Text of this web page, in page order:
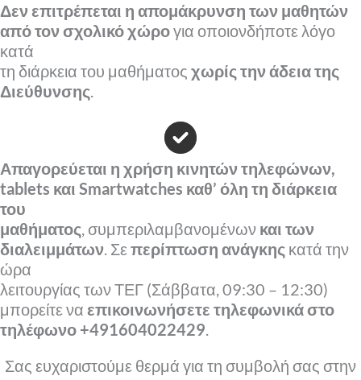
Δεν επιτρέπεται η απομάκρυνση των μαθητών
από τον σχολικό χώρογια οποιονδήποτε λόγο
κατά
τη διάρκεια του μαθήματος χωρίς την άδεια της
Διεύθυνσης.
Απαγορεύεται η χρήση κινητών τηλεφώνων,
tablets και Smartwatches καθ’ όλη τη διάρκεια
του
μαθήματος, συμπεριλαμβανομένων και των
διαλειμμάτων. Σε περίπτωση ανάγκης κατά την
ώρα
λειτουργίας των ΤΕΓ (Σάββατα, 09:30 – 12:30)
μπορείτε να επικοινωνήσετε τηλεφωνικά στο
τηλέφωνο +491604022429.
Σας ευχαριστούμε θερμά για τη συμβολή σας στην